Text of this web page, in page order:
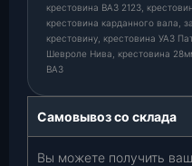
крестовина ВАЗ 2123,
крестовина карданного вала,
крестовину, крестовина УАЗ
Шевроле Нива, крестовина
ВАЗ
Самовывоз со склада
Вы можете получить